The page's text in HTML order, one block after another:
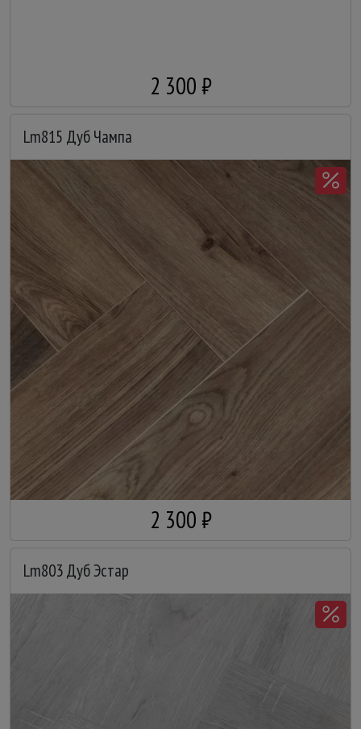
2 300 ₽
Lm815 Дуб Чампа
2 300 ₽
Lm803 Дуб Эстар